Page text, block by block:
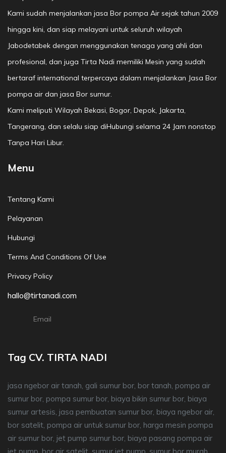
Kami sudah menjalankan jasa Bor pompa Air sejak tahun 2009
hingga kini, dan siap melayani untuk seluruh wilayah
Jabodetabek dengan menggunakan tenaga yang ahli dan
profesional, dan juga Tirta Nadi memiliki Mesin yang sudah
bertaraf international terpercaya dalam menjalankan Jasa Bor
pompa air dan jasa Bor sumur.
Kami meliputi Wilayah Bekasi, Bogor, Depok, Jakarta,
Tangerang, dan selalu siap diHubungi selama 24 Jam nonstop
Tanpa Hari Libur.
Menu
Tentang Kami
Pelayanan
Hubungi
Terms And Conditions Of Use
Privacy Policy
hallo@tirtanadi.com
Email
Tag CV. TIRTA NADI
jasa ngebor air tanah, gali sumur bor, bor tanah, pompa air
sumur bor, pompa sumur bor, biaya bikin sumur bor, biaya
sumur artesis, jasa pembuatan sumur bor, biaya ngebor air,
bor satelit, pompa air untuk sumur bor, harga mesin pompa
air sumur bor, jet pump sumur bor, biaya pasang pompa air